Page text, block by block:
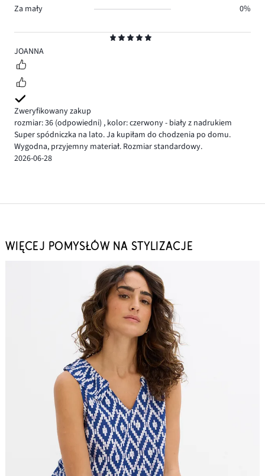
5
JOANNA
Zweryfikowany zakup
rozmiar: 36 (odpowiedni) , kolor: czerwony - biały z nadrukiem
Super spódniczka na lato. Ja kupiłam do chodzenia po domu.
Wygodna, przyjemny materiał. Rozmiar standardowy.
2026-06-28
Za mały
0%
WIĘCEJ POMYSŁÓW NA STYLIZACJE